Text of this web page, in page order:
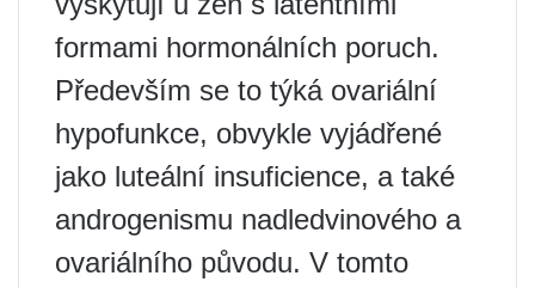
formami hormonálních poruch.
Především se to týká ovariální
hypofunkce, obvykle vyjádřené
jako luteální insuficience, a také
androgenismu nadledvinového a
ovariálního původu. V tomto